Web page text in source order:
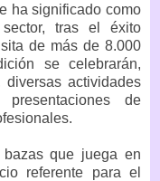
ha significado como
tras el éxito
de más de 8.000
se celebrarán,
actividades
de
que juega en
referente para el